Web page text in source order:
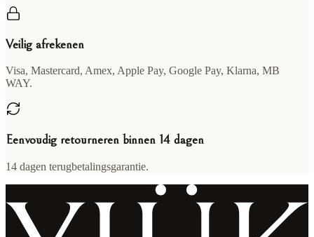
Veilig afrekenen
Visa, Mastercard, Amex, Apple Pay, Google Pay, Klarna, MB
WAY.
Eenvoudig retourneren binnen 14 dagen
14 dagen terugbetalingsgarantie.